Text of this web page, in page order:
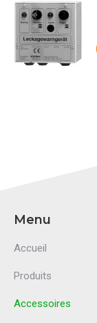
Menu
Accueil
Produits
Accessoires